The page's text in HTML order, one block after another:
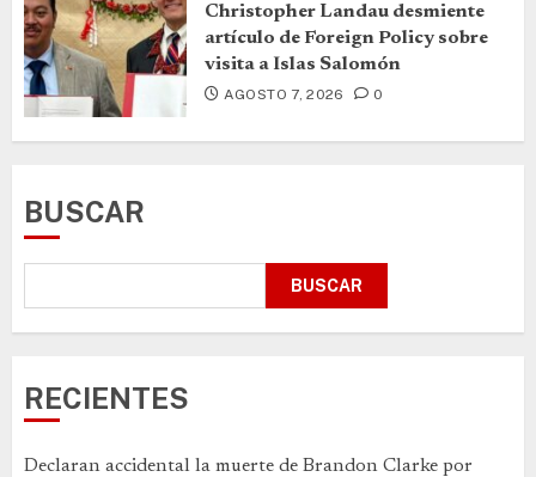
Christopher Landau desmiente
artículo de Foreign Policy sobre
visita a Islas Salomón
AGOSTO 7, 2026 0
BUSCAR
BUSCAR
RECIENTES
Declaran accidental la muerte de Brandon Clarke por